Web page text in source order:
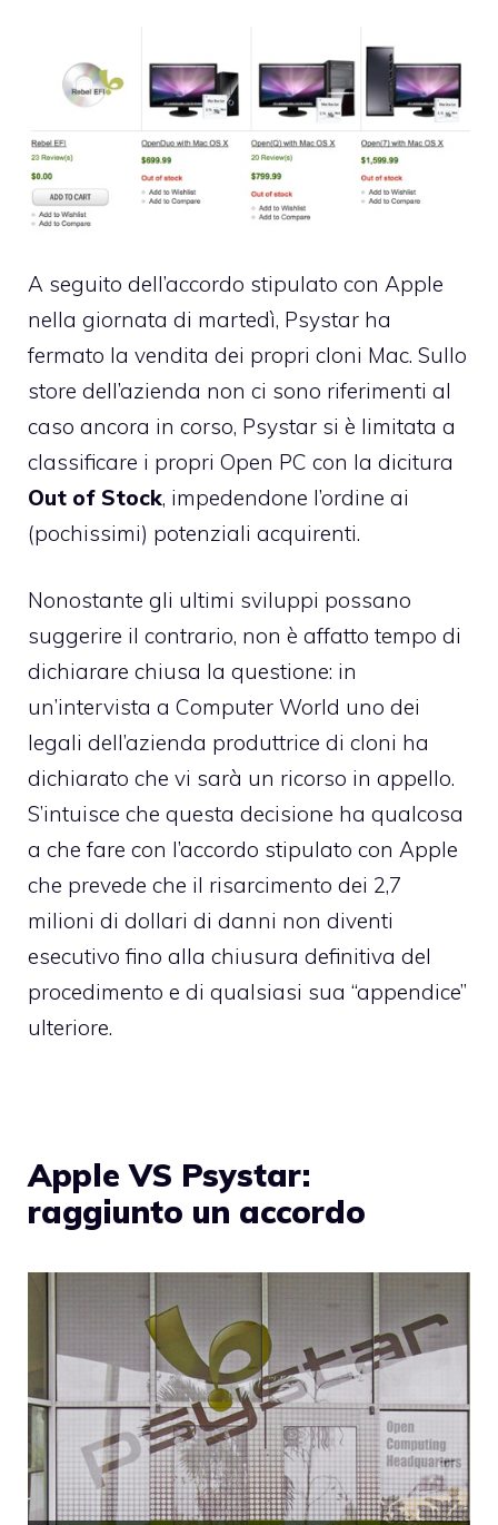
A seguito dell’accordo stipulato con Apple
nella giornata di martedì, Psystar ha
fermato la vendita dei propri cloni Mac. Sullo
store dell’azienda non ci sono riferimenti al
caso ancora in corso, Psystar si è limitata a
classificare i propri Open PC con la dicitura
Out of Stock, impedendone l’ordine ai
(pochissimi) potenziali acquirenti.
Nonostante gli ultimi sviluppi possano
suggerire il contrario, non è affatto tempo di
dichiarare chiusa la questione: in
un’intervista a Computer World uno dei
legali dell’azienda produttrice di cloni ha
dichiarato che vi sarà un ricorso in appello.
S’intuisce che questa decisione ha qualcosa
a che fare con l’accordo stipulato con Apple
che prevede che il risarcimento dei 2,7
milioni di dollari di danni non diventi
esecutivo fino alla chiusura definitiva del
procedimento e di qualsiasi sua “appendice”
ulteriore.
Apple VS Psystar:
raggiunto un accordo